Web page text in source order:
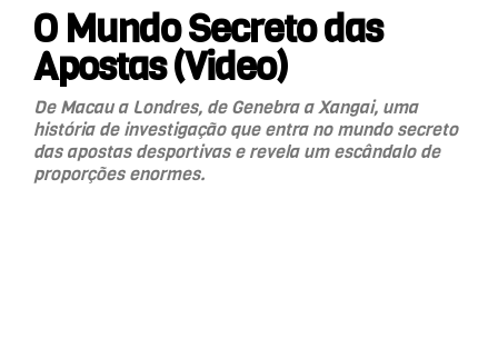
O Mundo Secreto das
Apostas (Video)
De Macau a Londres, de Genebra a Xangai, uma
história de investigação que entra no mundo secreto
das apostas desportivas e revela um escândalo de
proporções enormes.